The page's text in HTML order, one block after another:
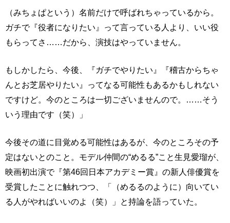
（みちょぱという）名前だけで呼ばれちゃっているから。
ガチで『役者になりたい』って言っている人より、いい役
もらってさ……だから、演技はやっていません。
もしかしたら、今後、『ガチでやりたい』『稽古からちゃ
んとお芝居やりたい』ってなる可能性もあるかもしれない
ですけど。今のところは一切ございませんので。……そう
いう理由です（笑）」
今後その道に目覚める可能性はあるが、今のところその予
定はないとのこと。モデル仲間の“めるる”こと生見愛瑠が、
映画初出演で『第46回日本アカデミー賞』の新人俳優賞を
受賞したことに触れつつ、「（めるるのように）向いてい
る人がやればいいのよ（笑）」と持論を語っていた。